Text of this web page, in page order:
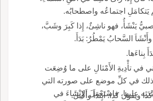
يَتكامَلِ اجتماعُه واصطحابُه.
نَشَأَ الصبيُّ يَنْشَأُ، فهو ناشِئٌ، إِذا كَبِرَ وشَبَّ،
السَّحابُ يَمْطُرُ: بَدَأَ.
بِناءَها.
في تأْدِيةِ الأَمْثالِ على ما وُضِعَت
ذلك في كلِّ موضع على صورته التي
مَبْدَئِه عليها، فاسْتَعْمَلَ الإِنْشَاءَ في
ويقول كذا: ابتَدَأَ وأَقْبَلَ.